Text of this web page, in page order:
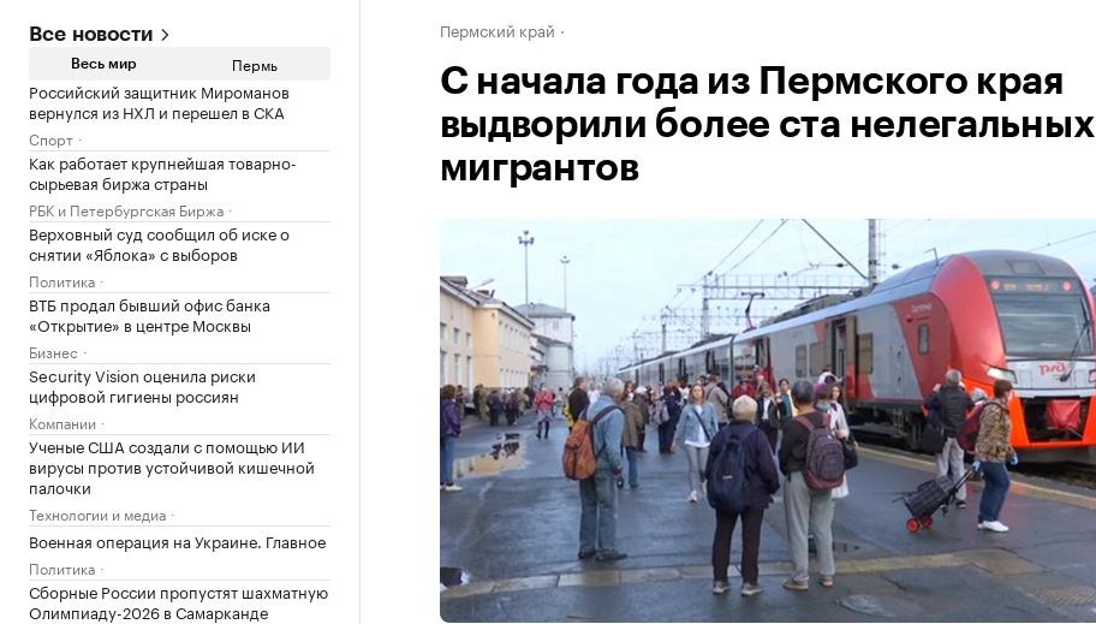
Все новости
Весь мир Пермь
Российский защитник Мироманов
вернулся из НХЛ и перешел в СКА
Спорт
Как работает крупнейшая товарно-
сырьевая биржа страны
РБК и Петербургская Биржа
Верховный суд сообщил об иске о
снятии «Яблока» с выборов
Политика
ВТБ продал бывший офис банка
«Открытие» в центре Москвы
Бизнес
Security Vision оценила риски
цифровой гигиены россиян
Компании
Ученые США создали с помощью ИИ
вирусы против устойчивой кишечной
палочки
Технологии и медиа
Военная операция на Украине. Главное
Политика
Сборные России пропустят шахматную
Олимпиаду-2026 в Самарканде
Пермский край
С начала года из Пермского края
выдворили более ста нелегальных
мигрантов